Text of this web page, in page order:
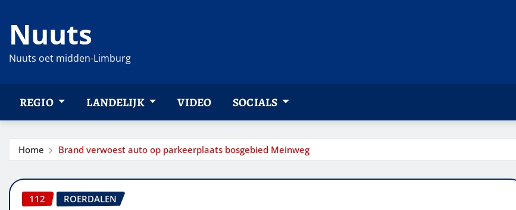
naar
inhoud
Nuuts
Nuuts oet midden-Limburg
REGIO LANDELIJK VIDEO SOCIALS
Home Brand verwoest auto op parkeerplaats bosgebied Meinweg
112 ROERDALEN